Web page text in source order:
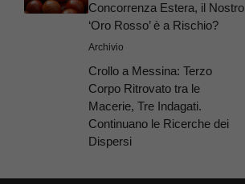
Concorrenza Estera, il Nostro
‘Oro Rosso’ è a Rischio?
Archivio
Crollo a Messina: Terzo
Corpo Ritrovato tra le
Macerie, Tre Indagati.
Continuano le Ricerche dei
Dispersi